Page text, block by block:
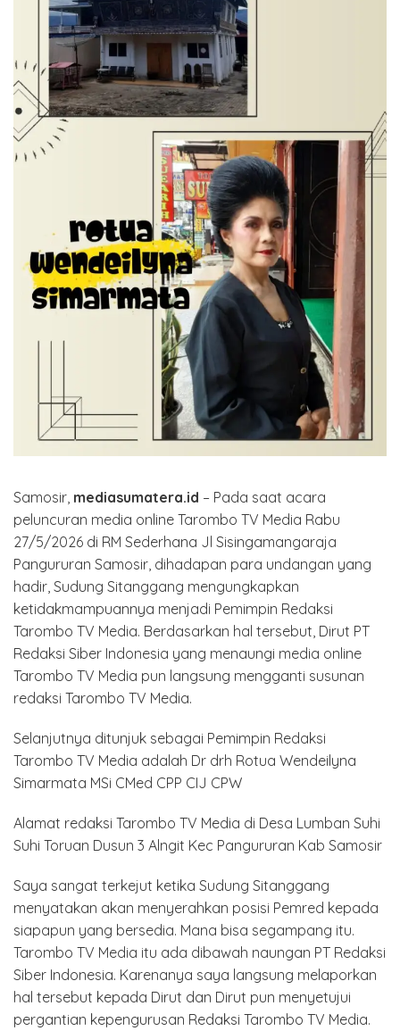
Samosir, mediasumatera.id – Pada saat acara
peluncuran media online Tarombo TV Media Rabu
27/5/2026 di RM Sederhana Jl Sisingamangaraja
Pangururan Samosir, dihadapan para undangan yang
hadir, Sudung Sitanggang mengungkapkan
ketidakmampuannya menjadi Pemimpin Redaksi
Tarombo TV Media. Berdasarkan hal tersebut, Dirut PT
Redaksi Siber Indonesia yang menaungi media online
Tarombo TV Media pun langsung mengganti susunan
redaksi Tarombo TV Media.
Selanjutnya ditunjuk sebagai Pemimpin Redaksi
Tarombo TV Media adalah Dr drh Rotua Wendeilyna
Simarmata MSi CMed CPP CIJ CPW
Alamat redaksi Tarombo TV Media di Desa Lumban Suhi
Suhi Toruan Dusun 3 Alngit Kec Pangururan Kab Samosir
Saya sangat terkejut ketika Sudung Sitanggang
menyatakan akan menyerahkan posisi Pemred kepada
siapapun yang bersedia. Mana bisa segampang itu.
Tarombo TV Media itu ada dibawah naungan PT Redaksi
Siber Indonesia. Karenanya saya langsung melaporkan
hal tersebut kepada Dirut dan Dirut pun menyetujui
pergantian kepengurusan Redaksi Tarombo TV Media.